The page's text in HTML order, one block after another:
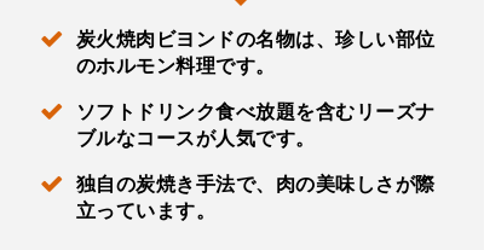
炭火焼肉ビヨンドの名物は、珍しい部位
のホルモン料理です。
ソフトドリンク食べ放題を含むリーズナ
ブルなコースが人気です。
独自の炭焼き手法で、肉の美味しさが際
立っています。